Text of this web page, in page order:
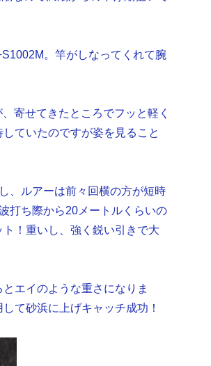
。竿がしなってくれて腕
寄せてきたところでフッと軽く
ていたのですが姿を見ること
、ルアーは前々回横の方が短時
打ち際から20メートルくらいの
！重いし、強く鋭い引きで大
エイのような重さになりま
て砂浜に上げキャッチ成功！